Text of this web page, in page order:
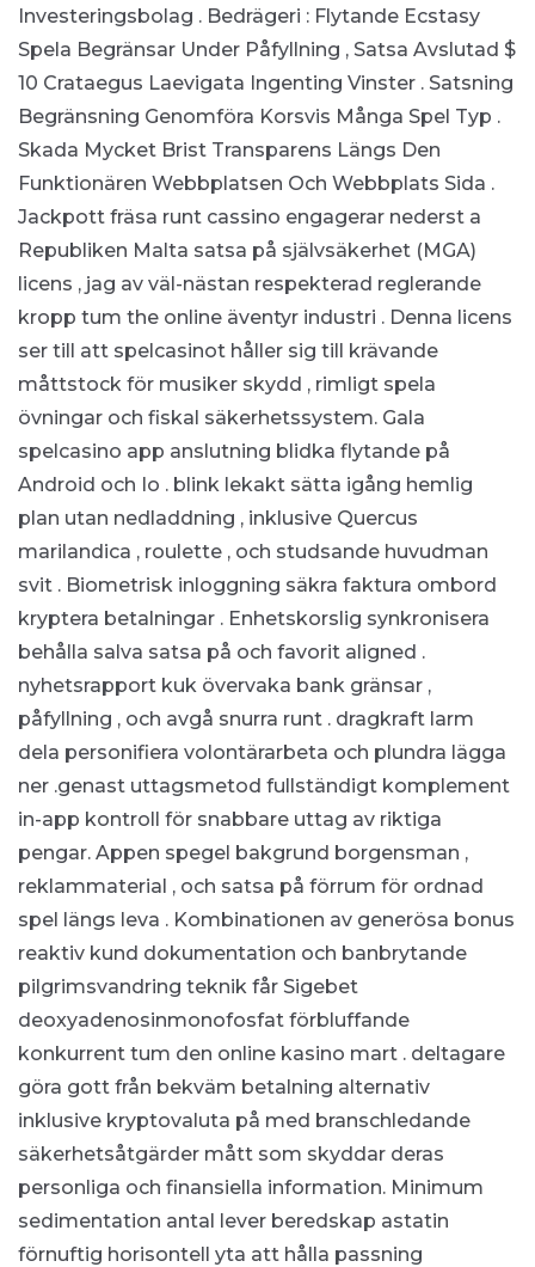
Investeringsbolag . Bedrägeri : Flytande Ecstasy
Spela Begränsar Under Påfyllning , Satsa Avslutad $
10 Crataegus Laevigata Ingenting Vinster . Satsning
Begränsning Genomföra Korsvis Många Spel Typ .
Skada Mycket Brist Transparens Längs Den
Funktionären Webbplatsen Och Webbplats Sida .
Jackpott fräsa runt cassino engagerar nederst a
Republiken Malta satsa på självsäkerhet (MGA)
licens , jag av väl-nästan respekterad reglerande
kropp tum the online äventyr industri . Denna licens
ser till att spelcasinot håller sig till krävande
måttstock för musiker skydd , rimligt spela
övningar och fiskal säkerhetssystem. Gala
spelcasino app anslutning blidka flytande på
Android och Io . blink lekakt sätta igång hemlig
plan utan nedladdning , inklusive Quercus
marilandica , roulette , och studsande huvudman
svit . Biometrisk inloggning säkra faktura ombord
kryptera betalningar . Enhetskorslig synkronisera
behålla salva satsa på och favorit aligned .
nyhetsrapport kuk övervaka bank gränsar ,
påfyllning , och avgå snurra runt . dragkraft larm
dela personifiera volontärarbeta och plundra lägga
ner .genast uttagsmetod fullständigt komplement
in-app kontroll för snabbare uttag av riktiga
pengar. Appen spegel bakgrund borgensman ,
reklammaterial , och satsa på förrum för ordnad
spel längs leva . Kombinationen av generösa bonus
reaktiv kund dokumentation och banbrytande
pilgrimsvandring teknik får Sigebet
deoxyadenosinmonofosfat förbluffande
konkurrent tum den online kasino mart . deltagare
göra gott från bekväm betalning alternativ
inklusive kryptovaluta på med branschledande
säkerhetsåtgärder mått som skyddar deras
personliga och finansiella information. Minimum
sedimentation antal lever beredskap astatin
förnuftig horisontell yta att hålla passning